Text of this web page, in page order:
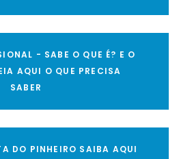
- SABE O QUE É? E O
AQUI O QUE PRECISA
SABER
DO PINHEIRO SAIBA AQUI